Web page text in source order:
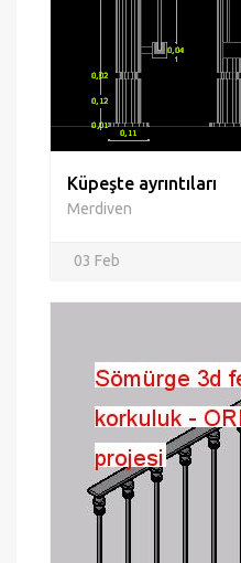
Küpeşte ayrıntıları
Merdiven
03 Feb